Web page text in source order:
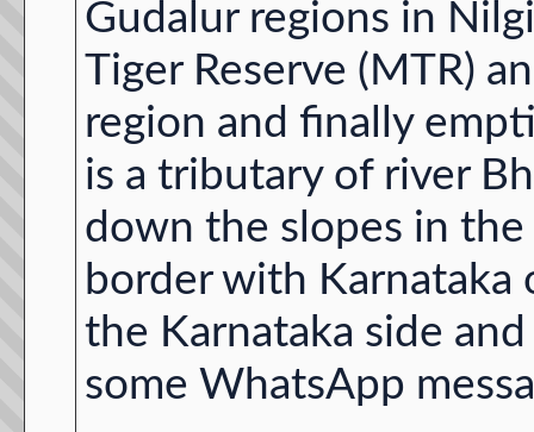
Gudalur regions in
Tiger Reserve (MTR)
region and finally
is a tributary of river
down the slopes in
border with Karnataka
the Karnataka side
some WhatsApp